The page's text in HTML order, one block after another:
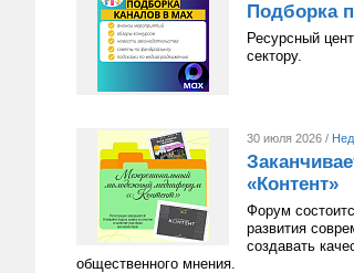
Подборка
Ресурсный
сектору.
30 июля 2026 /
«Контент»
Форум
развития
создавать
общественного мнения.